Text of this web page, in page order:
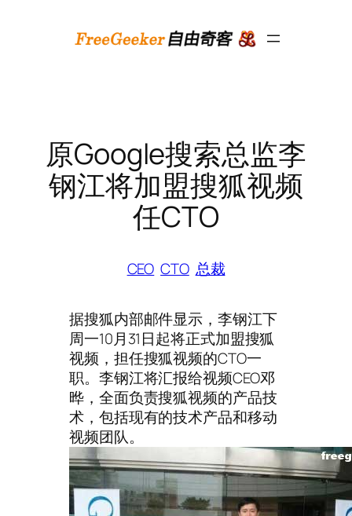
原Google搜索总监李
钢江将加盟搜狐视频
任CTO
CEO CTO 总裁
据搜狐内部邮件显示，李钢江下
周一10月31日起将正式加盟搜狐
视频，担任搜狐视频的CTO一
职。李钢江将汇报给视频CEO邓
晔，全面负责搜狐视频的产品技
术，包括现有的技术产品和移动
视频团队。